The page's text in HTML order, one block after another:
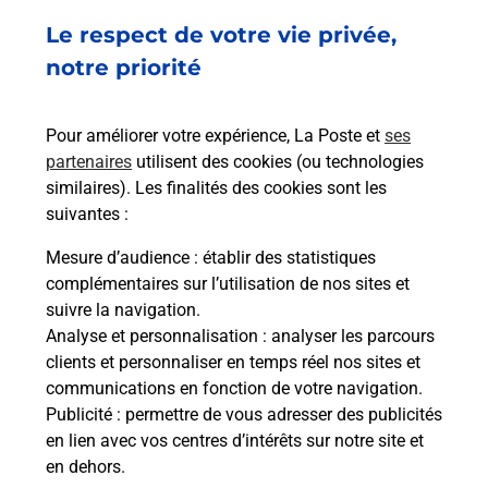
Le respect de votre vie privée,
notre priorité
Pour améliorer votre expérience, La Poste et ses
partenaires utilisent des cookies (ou technologies
similaires). Les finalités des cookies sont les
suivantes :
Mesure d’audience : établir des statistiques
complémentaires sur l’utilisation de nos sites et
suivre la navigation.
Analyse et personnalisation : analyser les parcours
clients et personnaliser en temps réel nos sites et
communications en fonction de votre navigation.
Publicité : permettre de vous adresser des publicités
en lien avec vos centres d’intérêts sur notre site et
en dehors.
Vous recherchez un smartphone pas cher proche
de Poste à VERNY (57420) !
En savoir plus
Souscrire à la téléassistance
Besoin d’un système de téléassistance à l’intérieur
et/ou à l’extérieur de votre domicile ? Découvrez
les offres téléalarme dans votre bureau de Poste à
VERNY.